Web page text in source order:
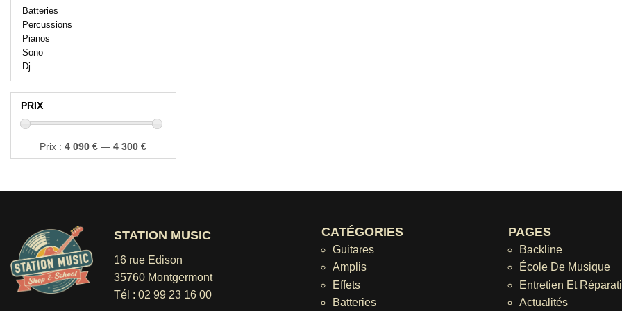
Batteries
Percussions
Pianos
Sono
Dj
PRIX
min
maxPrix :4 090 € —4 300 €
STATION MUSIC
16 rue Edison
35760 Montgermont
Tél : 02 99 23 16 00
CATÉGORIES
Guitares
Amplis
Effets
Batteries
PAGES
Backline
École De Musique
Entretien Et
Actualités